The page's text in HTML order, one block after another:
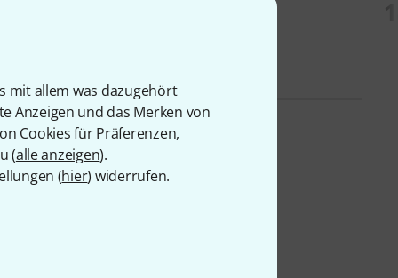
mit allem was dazugehört
Anzeigen und das Merken von
Cookies für Präferenzen,
(alle anzeigen).
(hier) widerrufen.